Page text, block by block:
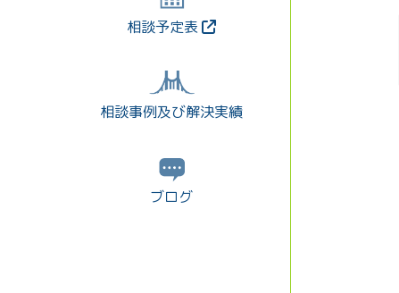
相談予定表
相談事例及び解決実績
ブログ